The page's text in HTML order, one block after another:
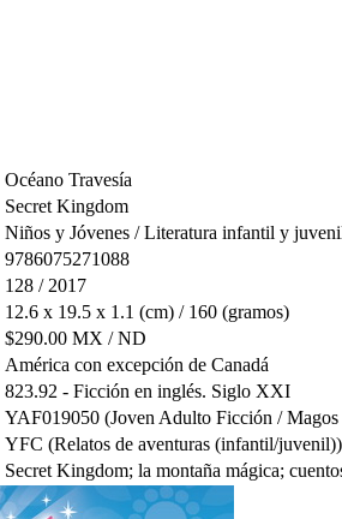
Océano Travesía
Secret Kingdom
Niños y Jóvenes / Literatura infantil y
9786075271088
128 / 2017
12.6 x 19.5 x 1.1 (cm) / 160 (gramos)
$290.00 MX / ND
América con excepción de Canadá
823.92 - Ficción en inglés. Siglo XXI
YAF019050 (Joven Adulto Ficción / Magos
YFC (Relatos de aventuras (infantil/juvenil))
Secret Kingdom; la montaña mágica;